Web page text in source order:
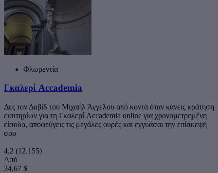
Φλωρεντία
Γκαλερί Accademia
Δες τον Δαβίδ του Μιχαήλ Άγγελου από κοντά όταν κάνεις κράτηση
εισιτηρίων για τη Γκαλερί Accademia online για χρονομετρημένη
είσοδο, αποφεύγεις τις μεγάλες ουρές και εγγυάσαι την επίσκεψή
σου
4,2 (12.155)
Από
34,67 $